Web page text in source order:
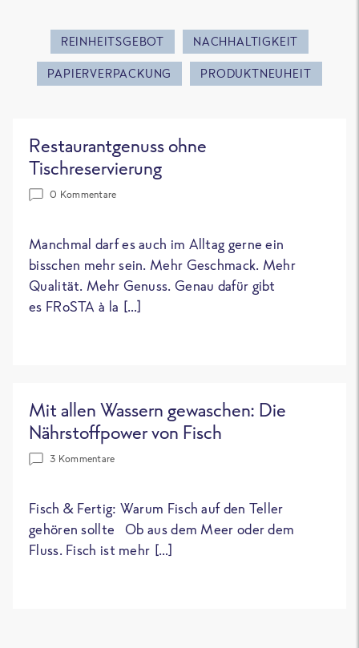
REINHEITSGEBOT NACHHALTIGKEIT
PAPIERVERPACKUNG PRODUKTNEUHEIT
Restaurantgenuss ohne
Tischreservierung
0 Kommentare
Manchmal darf es auch im Alltag gerne ein
bisschen mehr sein. Mehr Geschmack. Mehr
Qualität. Mehr Genuss. Genau dafür gibt
es FRoSTA à la […]
Mit allen Wassern gewaschen: Die
Nährstoffpower von Fisch
3 Kommentare
Fisch & Fertig: Warum Fisch auf den Teller
gehören sollte Ob aus dem Meer oder dem
Fluss. Fisch ist mehr […]